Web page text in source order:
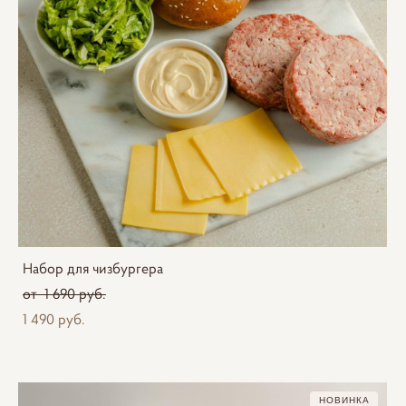
Набор для чизбургера
от 1 690 pуб.
1 490 pуб.
НОВИНКА